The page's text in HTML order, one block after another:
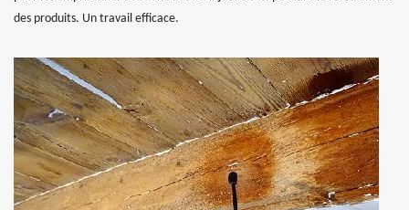
des produits. Un travail efficace.